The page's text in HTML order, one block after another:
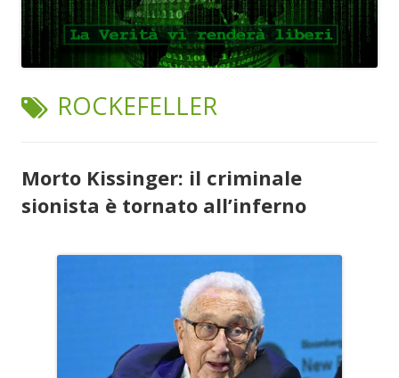
TAG:
ROCKEFELLER
Morto Kissinger: il criminale
sionista è tornato all’inferno